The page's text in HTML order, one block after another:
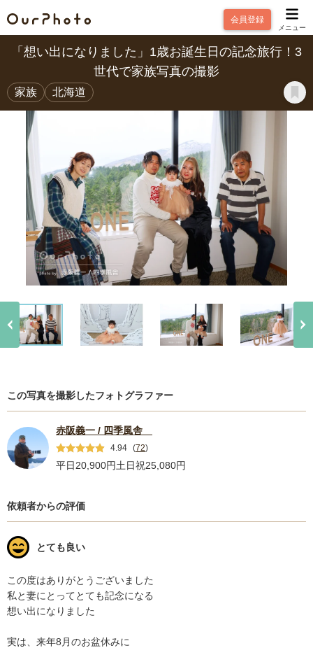
会員登録
メニュー
「想い出になりました」1歳お誕生日の記念旅行！3
世代で家族写真の撮影
家族 北海道
この写真を撮影したフォトグラファー
赤阪義一 / 四季風舎
4.94 (72)
平日20,900円土日祝25,080円
依頼者からの評価
とても良い
この度はありがとうございました
私と妻にとってとても記念になる
想い出になりました
実は、来年8月のお盆休みに